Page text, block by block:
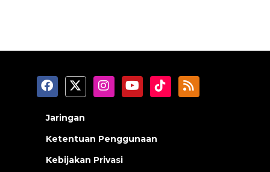
Jaringan
Ketentuan Penggunaan
Kebijakan Privasi